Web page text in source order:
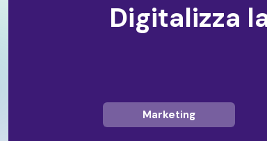
Digitalizza
Marketing